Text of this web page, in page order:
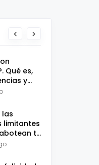
Qué es,
y
las
limitantes
tu